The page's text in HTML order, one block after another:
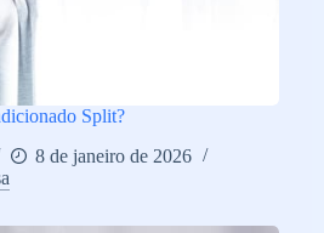
Split?
8 de janeiro de 2026